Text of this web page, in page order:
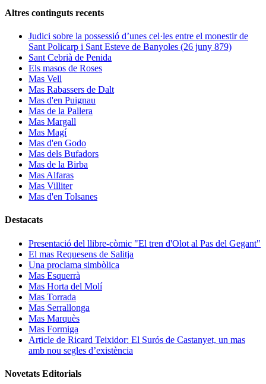
Altres continguts recents
Judici sobre la possessió d’unes cel·les entre el monestir de
Sant Policarp i Sant Esteve de Banyoles (26 juny 879)
Sant Cebrià de Penida
Els masos de Roses
Mas Vell
Mas Rabassers de Dalt
Mas d'en Puignau
Mas de la Pallera
Mas Margall
Mas Magí
Mas d'en Godo
Mas dels Bufadors
Mas de la Birba
Mas Alfaras
Mas Villiter
Mas d'en Tolsanes
Destacats
Presentació del llibre-còmic "El tren d'Olot al Pas del Gegant"
El mas Requesens de Salitja
Una proclama simbòlica
Mas Esquerrà
Mas Horta del Molí
Mas Torrada
Mas Serrallonga
Mas Marquès
Mas Formiga
Article de Ricard Teixidor: El Surós de Castanyet, un mas
amb nou segles d’existència
Novetats Editorials